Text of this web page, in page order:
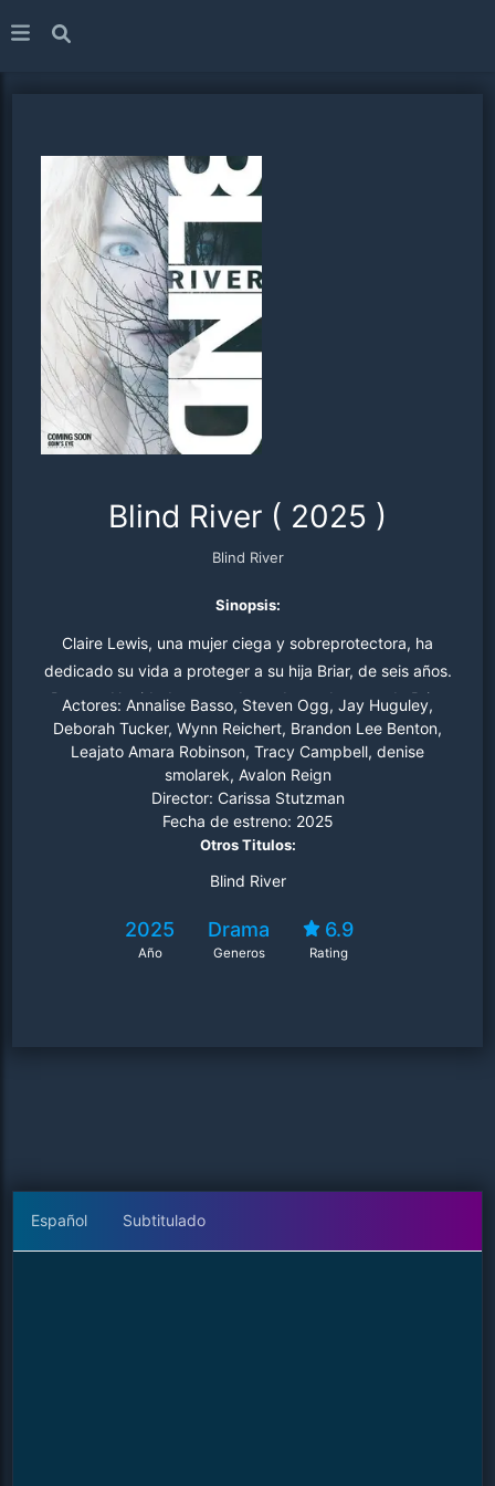
Blind River ( 2025 )
Blind River
Sinopsis:
Claire Lewis, una mujer ciega y sobreprotectora, ha
dedicado su vida a proteger a su hija Briar, de seis años.
Pero en Navidad, su mundo se derrumba cuando Briar
desaparece sin dejar rastro. Enfrentando su peor
pesadilla, Claire se adentra en una oscura y peligrosa
búsqueda, guiada solo por su instinto y un amor
maternal inquebrantable.
Actores: Annalise Basso, Steven Ogg, Jay Huguley,
Deborah Tucker, Wynn Reichert, Brandon Lee Benton,
Leajato Amara Robinson, Tracy Campbell, denise
smolarek, Avalon Reign
Director: Carissa Stutzman
Fecha de estreno: 2025
Otros Titulos:
Blind River
2025
Año
Drama
Generos
6.9
Rating
Español Subtitulado